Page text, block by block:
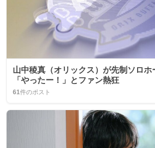
山中稜真（オリックス）が先制ソロホ
「やったー！」とファン熱狂
61件のポスト